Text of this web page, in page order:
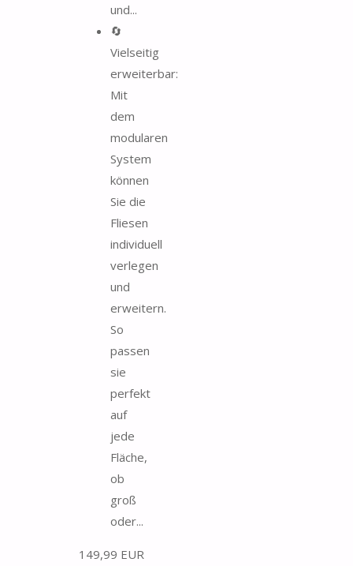
und...
🔄
Vielseitig
erweiterbar:
Mit
dem
modularen
System
können
Sie die
Fliesen
individuell
verlegen
und
erweitern.
So
passen
sie
perfekt
auf
jede
Fläche,
ob
groß
oder...
149,99 EUR